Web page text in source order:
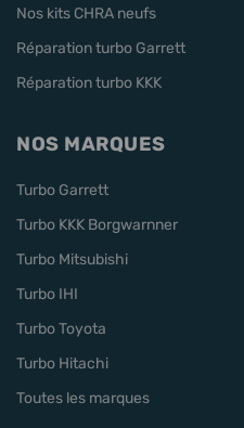
Nos kits CHRA neufs
Réparation turbo Garrett
Réparation turbo KKK
NOS MARQUES
Turbo Garrett
Turbo KKK Borgwarnner
Turbo Mitsubishi
Turbo IHI
Turbo Toyota
Turbo Hitachi
Toutes les marques